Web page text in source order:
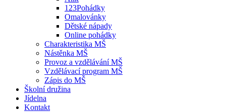
123Pohádky
Omalovánky
Dětské nápady
Online pohádky
Charakteristika MŠ
Nástěnka MŠ
Provoz a vzdělávání MŠ
Vzdělávací program MŠ
Zápis do MŠ
Školní družina
Jídelna
Kontakt